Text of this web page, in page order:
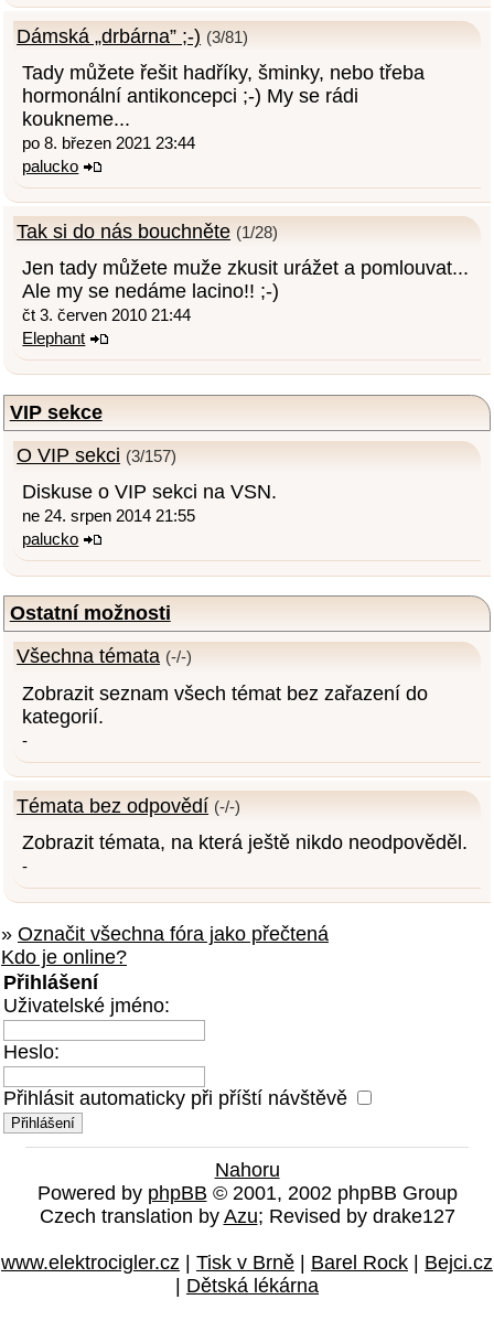
Dámská „drbárna” ;-) (3/81)
Tady můžete řešit hadříky, šminky, nebo třeba
hormonální antikoncepci ;-) My se rádi
koukneme...
po 8. březen 2021 23:44
palucko
Tak si do nás bouchněte (1/28)
Jen tady můžete muže zkusit urážet a pomlouvat...
Ale my se nedáme lacino!! ;-)
čt 3. červen 2010 21:44
Elephant
VIP sekce
O VIP sekci (3/157)
Diskuse o VIP sekci na VSN.
ne 24. srpen 2014 21:55
palucko
Ostatní možnosti
Všechna témata (-/-)
Zobrazit seznam všech témat bez zařazení do
kategorií.
-
Témata bez odpovědí (-/-)
Zobrazit témata, na která ještě nikdo neodpověděl.
-
» Označit všechna fóra jako přečtená
Kdo je online?
Přihlášení
Uživatelské jméno:
Heslo:
Přihlásit automaticky při příští návštěvě
Nahoru
Powered by phpBB © 2001, 2002 phpBB Group
Czech translation by Azu; Revised by drake127
www.elektrocigler.cz | Tisk v Brně | Barel Rock | Bejci.cz
| Dětská lékárna